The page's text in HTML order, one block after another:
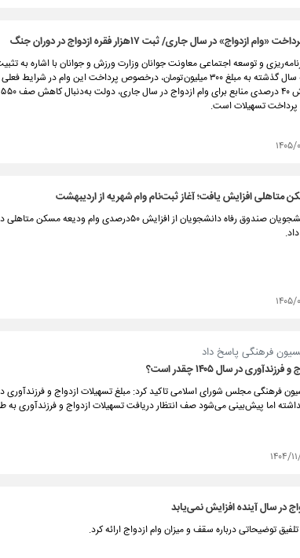
ازدواج» در سال جاری/ ثبت ۱۷هزار فقره ازدواج در دوران جنگ
و توسعه اجتماعی معاونت جوانان وزارت ورزش و جوانان با اشاره به
۱۴۰۵ نسبت به سال گذشته به مبلغ ۳۰۰ میلیون‌تومان، درخصوص پرداخت این وام در
پرداخت تسهیلات است.
۰۱/۲۶
متاهلی افزایش یافت؛ آغاز ثبت‌نام وام شهریه از اردیبهشت
معاون امور دانشجویان صندوق رفاه دانشجویان از افزایش ۵۰درصدی
۰۱/۰۵
فرهنگی پاسخ داد
در سال ۱۴۰۵ چقدر است؟
فرهنگی مجلس شورای اسلامی تاکید کرد: مبلغ تسهیلات ازدواج و
۱۱/۲۹
در سال آینده افزایش نمی‌یابد
توضیحاتی درباره سقف و میزان وام ازدواج ارائه کرد.